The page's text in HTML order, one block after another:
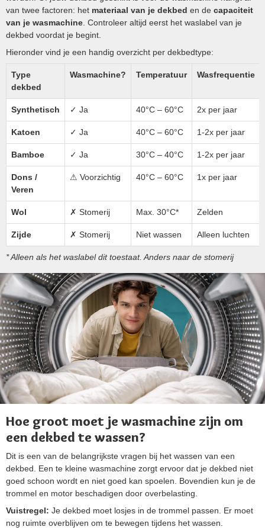
van twee factoren: het materiaal van je dekbed en de capaciteit
van je wasmachine . Controleer altijd eerst het waslabel van je
dekbed voordat je begint.
Hieronder vind je een handig overzicht per dekbedtype:
Type
dekbed
Wasmachine? Temperatuur Wasfrequentie
Synthetisch ✓ Ja 40°C – 60°C 2x per jaar
Katoen ✓ Ja 40°C – 60°C 1-2x per jaar
Bamboe ✓ Ja 30°C – 40°C 1-2x per jaar
Dons /
Veren
⚠ Voorzichtig 40°C – 60°C 1x per jaar
Wol ✗ Stomerij Max. 30°C* Zelden
Zijde ✗ Stomerij Niet wassen Alleen luchten
* Alleen als het waslabel dit toestaat. Anders naar de stomerij
Hoe groot moet je wasmachine zijn om
een dekbed te wassen?
Dit is een van de belangrijkste vragen bij het wassen van een
dekbed. Een te kleine wasmachine zorgt ervoor dat je dekbed niet
goed schoon wordt en niet goed kan spoelen. Bovendien kun je de
trommel en motor beschadigen door overbelasting.
Vuistregel: Je dekbed moet losjes in de trommel passen. Er moet
nog ruimte overblijven om te bewegen tijdens het wassen.